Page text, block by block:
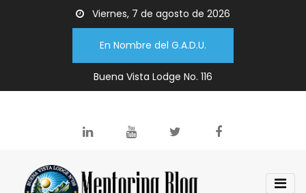
Viernes, 7 de agosto de 2026
En Nombre del G.A.D.U.
Buena Vista Lodge No. 116